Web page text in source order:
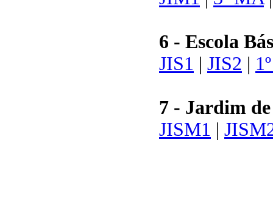
6 - Escola
JIS1 | JIS2 |
7 - Jardim
JISM1 |